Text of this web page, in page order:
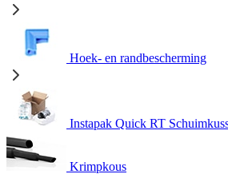
Hoek- en randbescherming
Instapak Quick RT
Krimpkous